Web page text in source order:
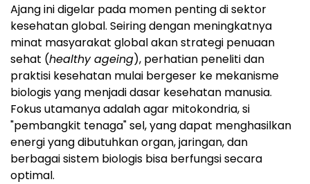
Ajang ini digelar pada momen penting di sektor
kesehatan global. Seiring dengan meningkatnya
minat masyarakat global akan strategi penuaan
sehat (healthy ageing), perhatian peneliti dan
praktisi kesehatan mulai bergeser ke mekanisme
biologis yang menjadi dasar kesehatan manusia.
Fokus utamanya adalah agar mitokondria, si
"pembangkit tenaga" sel, yang dapat menghasilkan
energi yang dibutuhkan organ, jaringan, dan
berbagai sistem biologis bisa berfungsi secara
optimal.